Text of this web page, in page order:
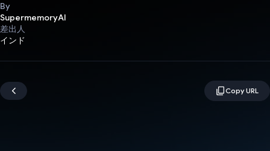
By
SupermemoryAI
差出人
インド